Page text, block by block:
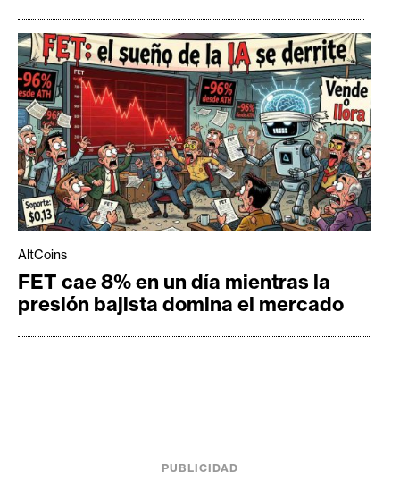
AltCoins
FET cae 8% en un día mientras la
presión bajista domina el mercado
PUBLICIDAD